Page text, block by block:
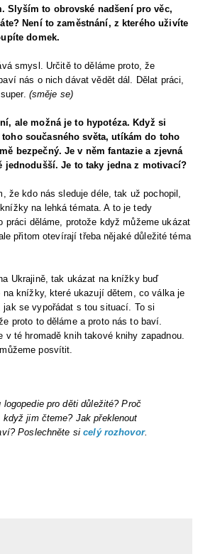
Slyším to obrovské nadšení pro věc,
Není to zaměstnání, z kterého uživíte
domek.
smysl. Určitě to děláme proto, že
nás o nich dávat vědět dál. Dělat práci,
(směje se)
ale možná je to hypotéza. Když si
současného světa, utíkám do toho
bezpečný. Je v něm fantazie a zjevná
jednodušší. Je to taky jedna z motivací?
že kdo nás sleduje déle, tak už pochopil,
na lehká témata. A to je tedy
práci děláme, protože když můžeme ukázat
přitom otevírají třeba nějaké důležité téma
Ukrajině, tak ukázat na knížky buď
na knížky, které ukazují dětem, co válka je
jak se vypořádat s tou situací. To si
proto to děláme a proto nás to baví.
v té hromadě knih takové knihy zapadnou.
posvítit.
pro děti důležité? Proč
jim čteme? Jak překlenout
Poslechněte sicelý rozhovor.